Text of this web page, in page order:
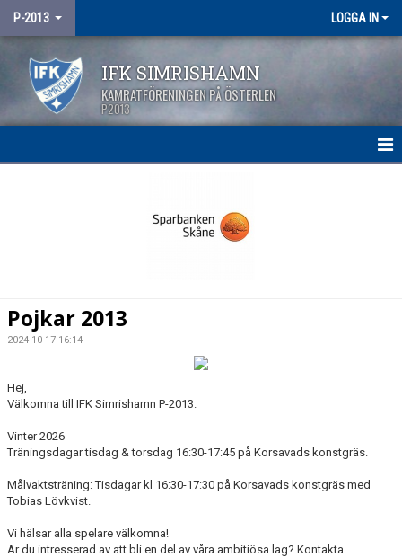
P-2013 LOGGA IN
IFK SIMRISHAMN
KAMRATFÖRENINGEN PÅ ÖSTERLEN
P2013
TRUPPEN
DOKUMENT
Pojkar 2013
2024-10-17 16:14
Hej,
Välkomna till IFK Simrishamn P-2013.
Vinter 2026
Träningsdagar tisdag & torsdag 16:30-17:45 på Korsavads konstgräs.
Målvaktsträning: Tisdagar kl 16:30-17:30 på Korsavads konstgräs med
Tobias Lövkvist.
Vi hälsar alla spelare välkomna!
Är du intresserad av att bli en del av våra ambitiösa lag? Kontakta